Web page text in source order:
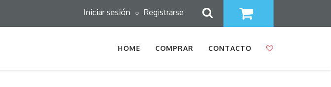
Iniciar sesión o Registrarse
HOME COMPRAR CONTACTO